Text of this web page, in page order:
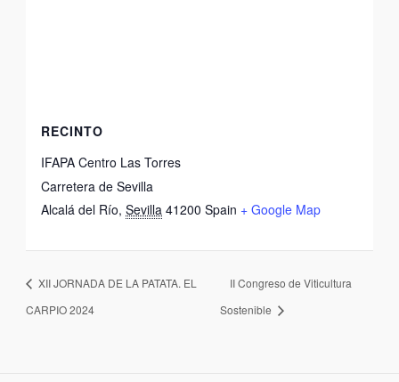
RECINTO
IFAPA Centro Las Torres
Carretera de Sevilla
Alcalá del Río, Sevilla 41200 Spain + Google Map
XII JORNADA DE LA PATATA. EL
CARPIO 2024
II Congreso de Viticultura
Sostenible